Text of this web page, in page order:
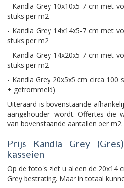
- Kandla Grey 10x10x5-7 cm met
stuks per m2
- Kandla Grey 14x14x5-7 cm met
stuks per m2
- Kandla Grey 14x20x5-7 cm met
stuks per m2
- Kandla Grey 20x5x5 cm circa 100
+ getrommeld)
Uiteraard is bovenstaande
aangehouden wordt. Offertes die
van bovenstaande aantallen per m2.
Prijs Kandla Grey
kasseien
Op de foto's ziet u alleen de 20x14
Grey bestrating. Maar in totaal